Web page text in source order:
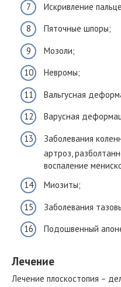
Искривление
Пяточные шпоры;
Мозоли;
Невромы;
Вальгусная
Варусная
Заболевания
артроз,
воспаление
Миозиты;
Заболевания
Подошвенный
Лечение
Лечение плоскостопия –